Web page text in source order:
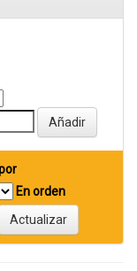
En orden